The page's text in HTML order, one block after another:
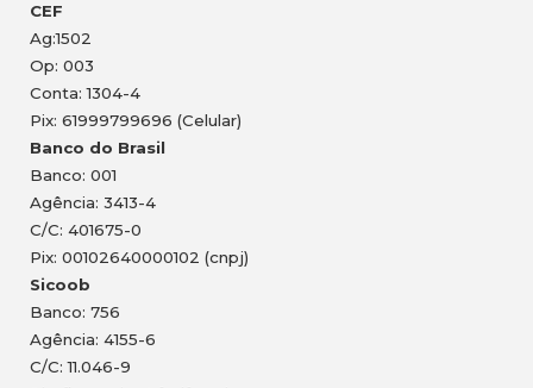
CEF
Ag:1502
Op: 003
Conta: 1304-4
Pix: 61999799696 (Celular)
Banco do Brasil
Banco: 001
Agência: 3413-4
C/C: 401675-0
Pix: 00102640000102 (cnpj)
Sicoob
Banco: 756
Agência: 4155-6
C/C: 11.046-9